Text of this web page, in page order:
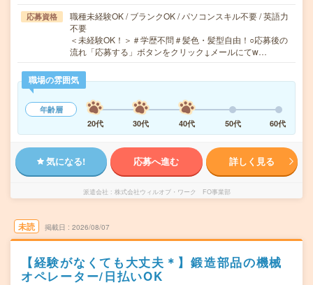
応募資格
職種未経験OK / ブランクOK / パソコンスキル不要 / 英語力
不要
＜未経験OK！＞＃学歴不問＃髪色・髪型自由！○応募後の
流れ「応募する」ボタンをクリック↓メールにてw…
職場の雰囲気
年齢層
20代
30代 40代 50代 60代
気になる! 応募へ進む 詳しく見る
派遣会社 株式会社ウィルオブ・ワーク FO事業部
未読 掲載日 2026/08/07
【経験がなくても大丈夫＊】鍛造部品の機械
オペレーター/日払いOK